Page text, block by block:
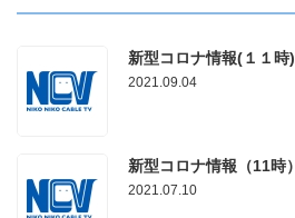
新型コロナ情報(１１時)
2021.09.04
新型コロナ情報（11時）
2021.07.10